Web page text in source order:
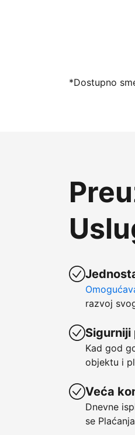
Registrujte
*Dostupno
razvoj
Sigurniji
Kad god
objektu i
Veća
Dnevne
se